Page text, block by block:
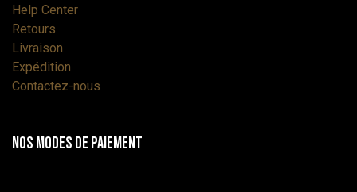
Help Center
Retours
Livraison
Expédition
Contactez-nous
Nos modes de paiement